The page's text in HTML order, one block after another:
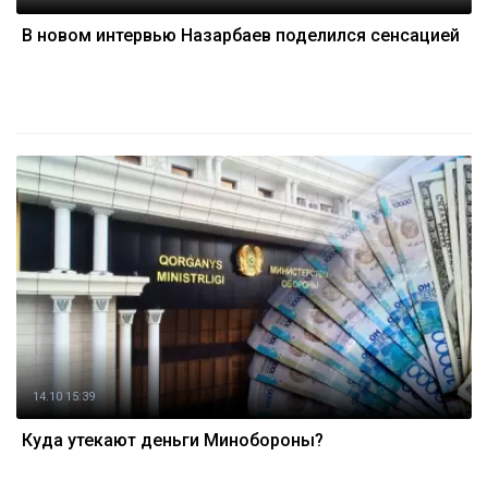
В новом интервью Назарбаев поделился сенсацией
14.10 15:39
Куда утекают деньги Минобороны?